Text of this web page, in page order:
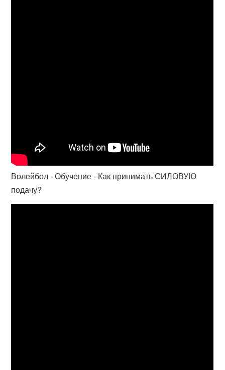
Волейбол - Обучение - Как принимать СИЛОВУЮ
подачу?